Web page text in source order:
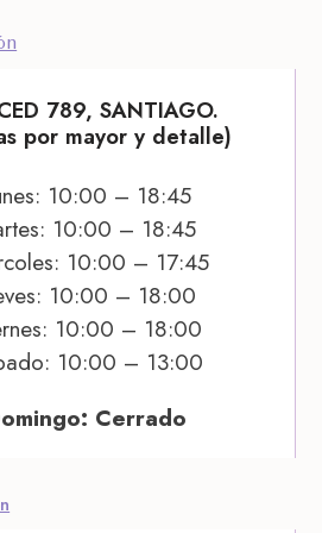
789, SANTIAGO.
por mayor y detalle)
10:00 – 18:45
10:00 – 18:45
10:00 – 17:45
10:00 – 18:00
10:00 – 18:00
10:00 – 13:00
Cerrado